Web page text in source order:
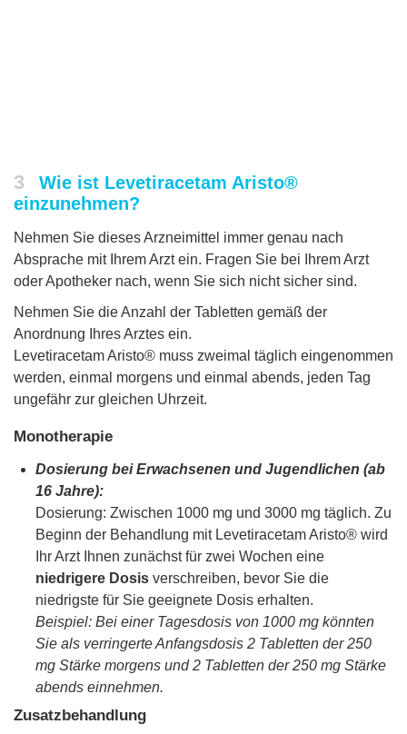
3
Wie ist Levetiracetam Aristo®
einzunehmen?
Nehmen Sie dieses Arzneimittel immer genau nach
Absprache mit Ihrem Arzt ein. Fragen Sie bei Ihrem Arzt
oder Apotheker nach, wenn Sie sich nicht sicher sind.
Nehmen Sie die Anzahl der Tabletten gemäß der
Anordnung Ihres Arztes ein.
Levetiracetam Aristo® muss zweimal täglich eingenommen
werden, einmal morgens und einmal abends, jeden Tag
ungefähr zur gleichen Uhrzeit.
Monotherapie
Dosierung bei Erwachsenen und Jugendlichen (ab
16 Jahre):
Dosierung: Zwischen 1000 mg und 3000 mg täglich. Zu
Beginn der Behandlung mit Levetiracetam Aristo® wird
Ihr Arzt Ihnen zunächst für zwei Wochen eine
niedrigere Dosis verschreiben, bevor Sie die
niedrigste für Sie geeignete Dosis erhalten.
Beispiel: Bei einer Tagesdosis von 1000 mg könnten
Sie als verringerte Anfangsdosis 2 Tabletten der 250
mg Stärke morgens und 2 Tabletten der 250 mg Stärke
abends einnehmen.
Zusatzbehandlung